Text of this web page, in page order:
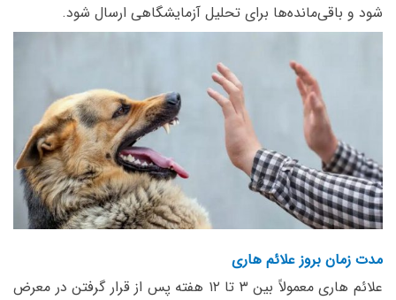
شود و باقی‌مانده‌ها برای تحلیل آزمایشگاهی ارسال شود.
مدت زمان بروز علائم هاری
علائم هاری معمولاً بین ۳ تا ۱۲ هفته پس از قرار گرفتن در معرض